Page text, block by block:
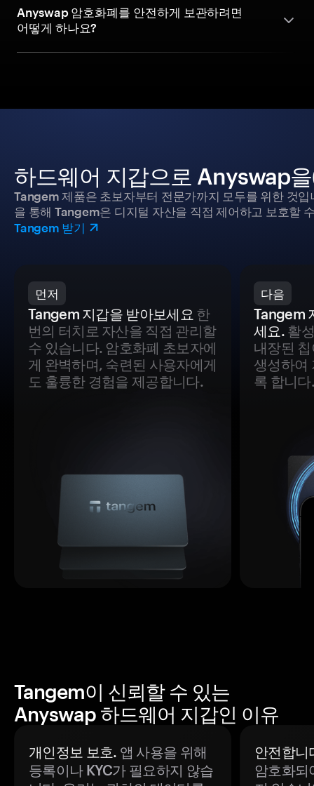
Anyswap 암호화폐를 안전하게 보관하려면
어떻게 하나요?
하드웨어 지갑으로 Anyswap
Tangem 제품은 초보자부터 전문가까지 모두를 위한 것
을 통해 Tangem은 디지털 자산을 직접 제어하고 보호할
Tangem 받기
먼저
Tangem 지갑을 받아보세요 한
번의 터치로 자산을 직접 관리할
수 있습니다. 암호화폐 초보자에
게 완벽하며, 숙련된 사용자에게
도 훌륭한 경험을 제공합니다.
다음
Tangem
세요.활
내장된
생성하여
록 합니다.
Tangem이 신뢰할 수 있는
Anyswap 하드웨어 지갑인 이유
개인정보 보호. 앱 사용을 위해
등록이나 KYC가 필요하지 않습
안전합니
암호화되